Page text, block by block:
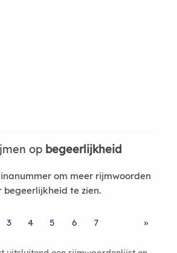
op begeerlijkheid
om meer rijmwoorden
begeerlijkheid te zien.
3 4 5 6 7 »